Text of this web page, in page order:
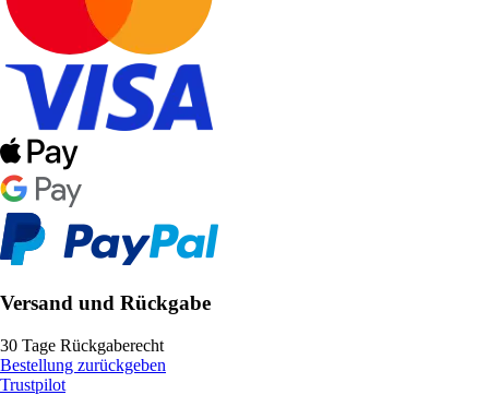
Versand und Rückgabe
30 Tage Rückgaberecht
Bestellung zurückgeben
Trustpilot